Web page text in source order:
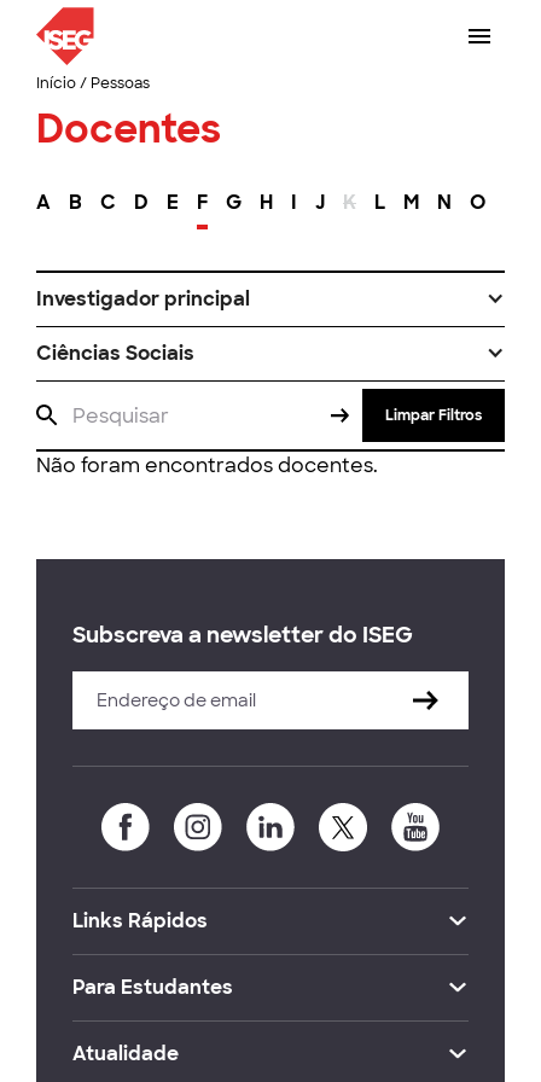
Início/ Pessoas
Docentes
A B C D E F G H I J K L M N O
Investigador principal
Ciências Sociais
Limpar Filtros
Não foram encontrados docentes.
Subscreva a newsletter do ISEG
Links Rápidos
Para Estudantes
Atualidade